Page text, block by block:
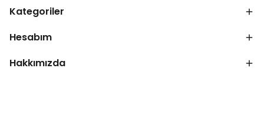
Kategoriler
Hesabım
Hakkımızda